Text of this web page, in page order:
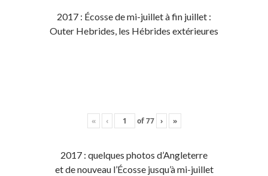
2017 : Écosse de mi-juillet à fin juillet :
Outer Hebrides, les Hébrides extérieures
« ‹ of77 › »
2017 : quelques photos d’Angleterre
et de nouveau l’Écosse jusqu’à mi-juillet